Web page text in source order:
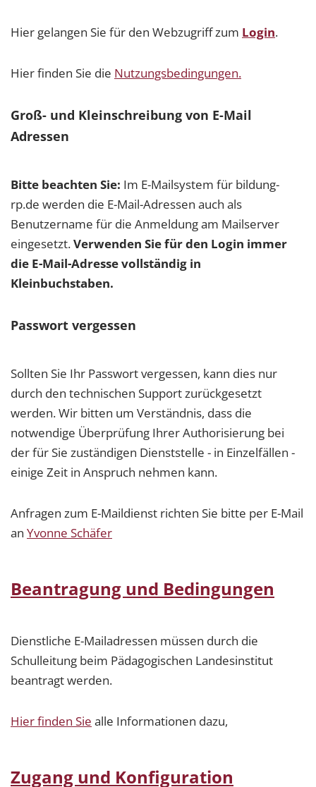
Hier gelangen Sie für den Webzugriff zum Login.
Hier finden Sie die Nutzungsbedingungen.
Groß- und Kleinschreibung von E-Mail
Adressen
Bitte beachten Sie: Im E-Mailsystem für bildung-
rp.de werden die E-Mail-Adressen auch als
Benutzername für die Anmeldung am Mailserver
eingesetzt.Verwenden Sie für den Login immer
die E-Mail-Adresse vollständig in
Kleinbuchstaben.
Passwort vergessen
Sollten Sie Ihr Passwort vergessen, kann dies nur
durch den technischen Support zurückgesetzt
werden. Wir bitten um Verständnis, dass die
notwendige Überprüfung Ihrer Authorisierung bei
der für Sie zuständigen Dienststelle - in Einzelfällen -
einige Zeit in Anspruch nehmen kann.
Anfragen zum E-Maildienst richten Sie bitte per E-Mail
an Yvonne Schäfer
Beantragung und Bedingungen
Dienstliche E-Mailadressen müssen durch die
Schulleitung beim Pädagogischen Landesinstitut
beantragt werden.
Hier finden Sie alle Informationen dazu,
Zugang und Konfiguration